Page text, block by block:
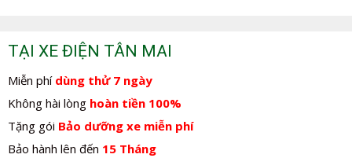
TẠI XE ĐIỆN TÂN MAI
Miễn phí dùng thử 7 ngày
Không hài lòng hoàn tiền 100%
Tặng gói Bảo dưỡng xe miễn phí
Bảo hành lên đến 15 Tháng